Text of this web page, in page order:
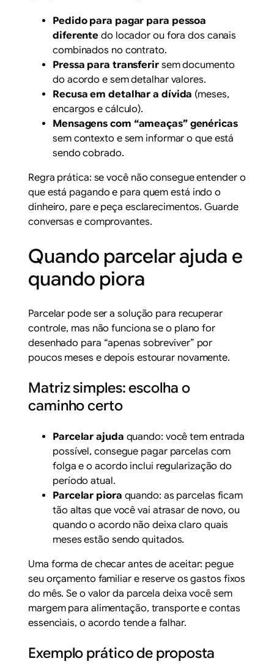
Pedido para pagar para pessoa
diferente do locador ou fora dos canais
combinados no contrato.
Pressa para transferirsem documento
do acordo e sem detalhar valores.
Recusa em detalhar a dívida (meses,
encargos e cálculo).
Mensagens com “ameaças” genéricas
sem contexto e sem informar o que está
sendo cobrado.
Regra prática: se você não consegue entender o
que está pagando e para quem está indo o
dinheiro, pare e peça esclarecimentos. Guarde
conversas e comprovantes.
Quando parcelar ajuda e
quando piora
Parcelar pode ser a solução para recuperar
controle, mas não funciona se o plano for
desenhado para “apenas sobreviver” por
poucos meses e depois estourar novamente.
Matriz simples: escolha o
caminho certo
Parcelar ajuda quando: você tem entrada
possível, consegue pagar parcelas com
folga e o acordo inclui regularização do
período atual.
Parcelar piora quando: as parcelas ficam
tão altas que você vai atrasar de novo, ou
quando o acordo não deixa claro quais
meses estão sendo quitados.
Uma forma de checar antes de aceitar: pegue
seu orçamento familiar e reserve os gastos fixos
do mês. Se o valor da parcela deixa você sem
margem para alimentação, transporte e contas
essenciais, o acordo tende a falhar.
Exemplo prático de proposta